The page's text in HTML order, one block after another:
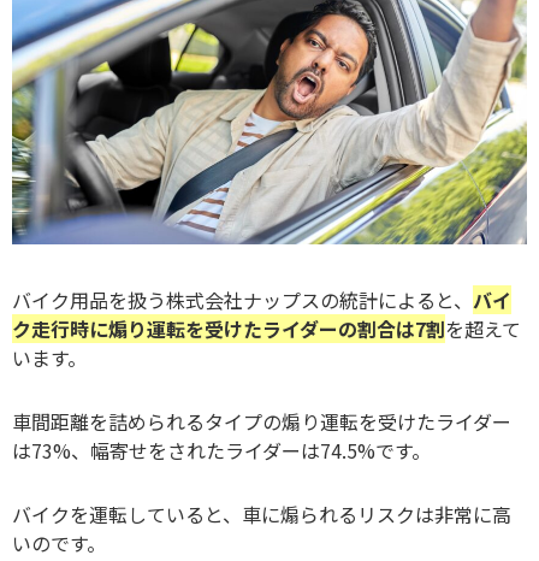
バイク用品を扱う株式会社ナップスの統計によると、 バイ
ク走行時に煽り運転を受けたライダーの割合は7割を超えて
います。
車間距離を詰められるタイプの煽り運転を受けたライダー
は73%、幅寄せをされたライダーは74.5%です。
バイクを運転していると、車に煽られるリスクは非常に高
いのです。